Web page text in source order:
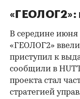
«ГЕОЛОГ2»:
В середине июня
«ГЕОЛОГ2»
приступил к
сообщили в
проекта стал
стратегией